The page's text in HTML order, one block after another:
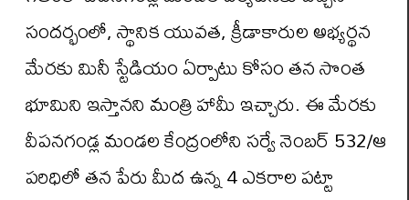
సందర్భంలో, స్థానిక యువత, క్రీడాకారుల అభ్యర్థన
మేరకు మినీ స్టేడియం ఏర్పాటు కోసం తన సొంత
భూమిని ఇస్తానని మంత్రి హామీ ఇచ్చారు. ఈ మేరకు
వీపనగండ్ల మండల కేంద్రంలోని సర్వే నెంబర్ 532/ఆ
పరిధిలో తన పేరు మీద ఉన్న 4 ఎకరాల పట్టా